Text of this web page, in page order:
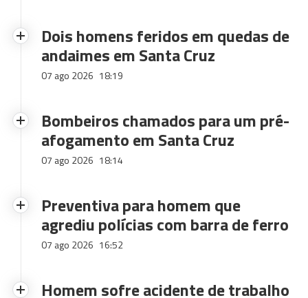
Dois homens feridos em quedas de
andaimes em Santa Cruz
07 ago 2026 18:19
Bombeiros chamados para um pré-
afogamento em Santa Cruz
07 ago 2026 18:14
Preventiva para homem que
agrediu polícias com barra de ferro
07 ago 2026 16:52
Homem sofre acidente de trabalho